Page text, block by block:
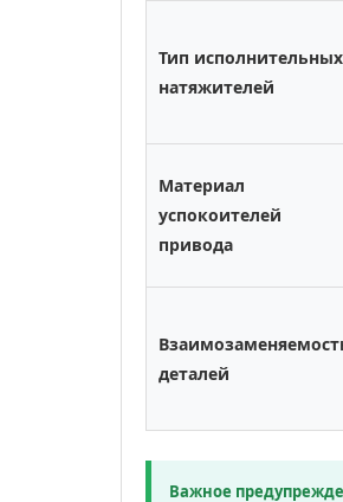
Тип исполнительных
натяжителей
Материал
успокоителей
привода
деталей
Важное